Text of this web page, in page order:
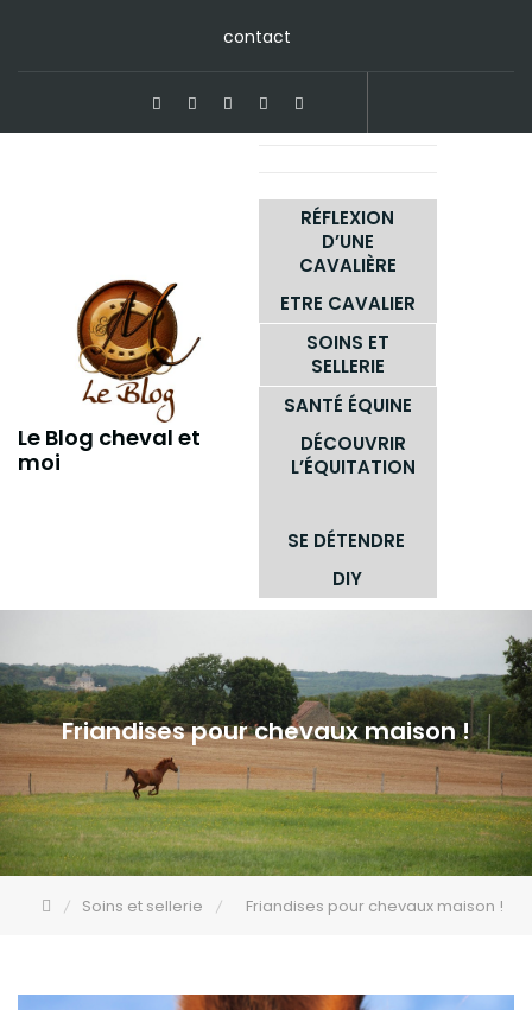
contact
Le Blog cheval et
moi
RÉFLEXION
D’UNE
CAVALIÈRE
ETRE CAVALIER
SOINS ET
SELLERIE
SANTÉ ÉQUINE
DÉCOUVRIR
L’ÉQUITATION
SE DÉTENDRE
DIY
Friandises pour chevaux maison !
Soins et sellerie Friandises pour chevaux maison !